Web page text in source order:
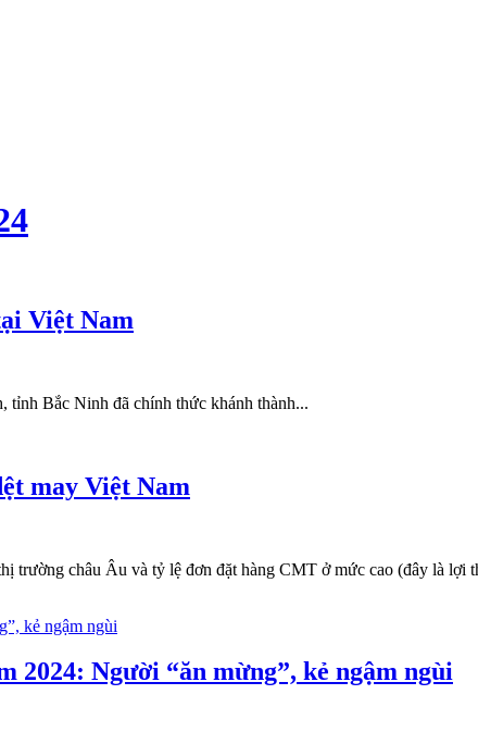
Việt Nam
tỉnh Bắc Ninh đã chính thức khánh thành...
may Việt Nam
trường châu Âu và tỷ lệ đơn đặt hàng CMT ở mức cao (đây là lợi
2024: Người “ăn mừng”, kẻ ngậm ngùi